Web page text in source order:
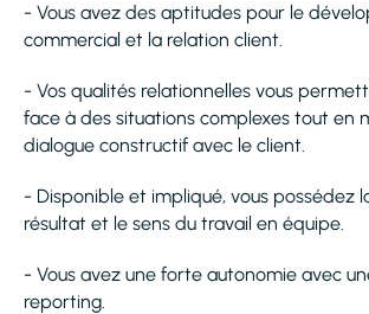
- Vous avez des aptitudes pour le
commercial et la relation client.
- Vos qualités relationnelles vous
face à des situations complexes tout en
dialogue constructif avec le client.
- Disponible et impliqué, vous possédez
résultat et le sens du travail en équipe.
- Vous avez une forte autonomie avec
reporting.